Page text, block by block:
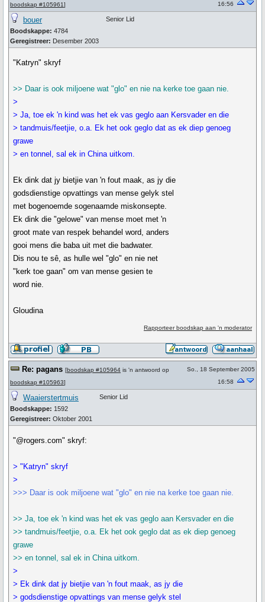
boodskap #105961]
16:56
bouer
Boodskappe: 4784
Geregistreer: Desember 2003
Senior Lid
"Katryn" skryf
>> Daar is ook miljoene wat "glo" en nie na kerke toe gaan nie.
>
> Ja, toe ek 'n kind was het ek vas geglo aan Kersvader en die
> tandmuis/feetjie, o.a. Ek het ook geglo dat as ek diep genoeg
grawe
> en tonnel, sal ek in China uitkom.
Ek dink dat jy bietjie van 'n fout maak, as jy die
godsdienstige opvattings van mense gelyk stel
met bogenoemde sogenaamde miskonsepte.
Ek dink die "gelowe" van mense moet met 'n
groot mate van respek behandel word, anders
gooi mens die baba uit met die badwater.
Dis nou te sê, as hulle wel "glo" en nie net
"kerk toe gaan" om van mense gesien te
word nie.
Gloudina
Rapporteer boodskap aan 'n moderator
Re: pagans [boodskap #105964 is 'n antwoord op
boodskap #105963]
So., 18 September 2005
16:58
Waaierstertmuis
Boodskappe: 1592
Geregistreer: Oktober 2001
Senior Lid
"@rogers.com" skryf:
> "Katryn" skryf
>
>>> Daar is ook miljoene wat "glo" en nie na kerke toe gaan nie.
>> Ja, toe ek 'n kind was het ek vas geglo aan Kersvader en die
>> tandmuis/feetjie, o.a. Ek het ook geglo dat as ek diep genoeg
grawe
>> en tonnel, sal ek in China uitkom.
>
> Ek dink dat jy bietjie van 'n fout maak, as jy die
> godsdienstige opvattings van mense gelyk stel